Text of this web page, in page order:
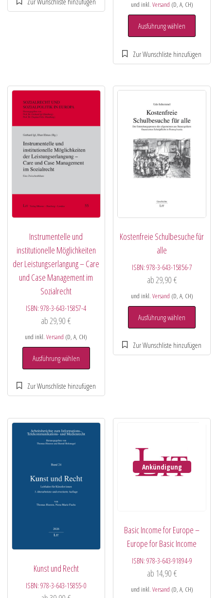
und inkl. Versand (D, A, CH)
Ausführung wählen
Instrumentelle und
institutionelle Möglichkeiten
der Leistungserlangung – Care
und Case Management im
Sozialrecht
ISBN:978-3-643-15857-4
ab 29,90€
und inkl.Versand (D, A, CH)
Ausführung wählen
Kostenfreie Schulbesuche für
alle
ISBN: 978-3-643-15856-7
ab 29,90 €
und inkl. Versand (D, A, CH)
Ausführung wählen
Kunst und Recht
ISBN:978-3-643-15855-0
Ankündigung
Basic Income for Europe –
Europe for Basic Income
ISBN: 978-3-643-91894-9
ab 14,90 €
und inkl. Versand (D, A, CH)